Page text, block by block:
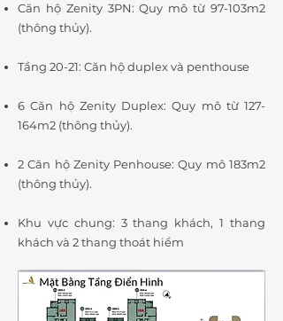
Căn hộ Zenity 3PN: Quy mô từ 97-103m2
(thông thủy).
Tầng 20-21: Căn hộ duplex và penthouse
6 Căn hộ Zenity Duplex: Quy mô từ 127-
164m2 (thông thủy).
2 Căn hộ Zenity Penhouse: Quy mô 183m2
(thông thủy).
Khu vực chung: 3 thang khách, 1 thang
khách và 2 thang thoát hiểm